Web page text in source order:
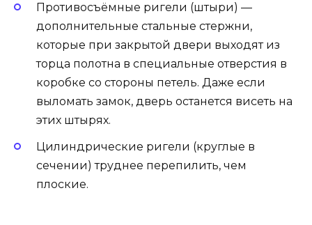
Противосъёмные ригели (штыри) —
дополнительные стальные стержни,
которые при закрытой двери выходят из
торца полотна в специальные отверстия в
коробке со стороны петель. Даже если
выломать замок, дверь останется висеть на
этих штырях.
Цилиндрические ригели (круглые в
сечении) труднее перепилить, чем
плоские.